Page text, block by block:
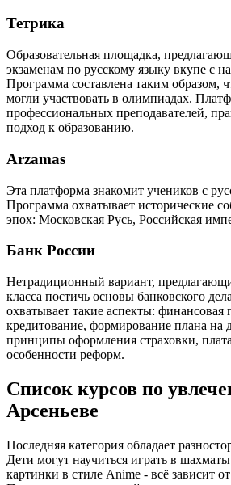
Тетрика
Образовательная площадка,
экзаменам по русскому языку вкупе с
Программа составлена таким образом,
могли участвовать в олимпиадах.
профессиональных преподавателей,
подход к образованию.
Arzamas
Эта платформа знакомит учеников с
Программа охватывает исторические
эпох: Московская Русь, Российская
Банк России
Нетрадиционный вариант,
класса постичь основы банковского
охватывает такие аспекты: финансовая
кредитование, формирование плана на
принципы оформления страховки,
особенности реформ.
Список курсов по
Арсеньеве
Последняя категория обладает
Дети могут научиться играть в
картинки в стиле Anime - всё зависит